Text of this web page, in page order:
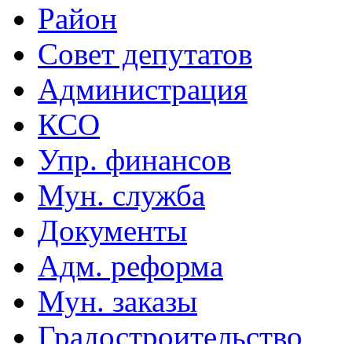
Район
Совет депутатов
Администрация
КСО
Упр. финансов
Мун. служба
Документы
Адм. реформа
Мун. заказы
Градостроительство